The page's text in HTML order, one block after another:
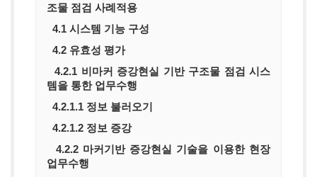
조물 점검 사례적용
4.1 시스템 기능 구성
4.2 유효성 평가
4.2.1 비마커 증강현실 기반 구조물 점검 시스
템을 통한 업무수행
4.2.1.1 정보 불러오기
4.2.1.2 정보 증강
4.2.2 마커기반 증강현실 기술을 이용한 현장
업무수행